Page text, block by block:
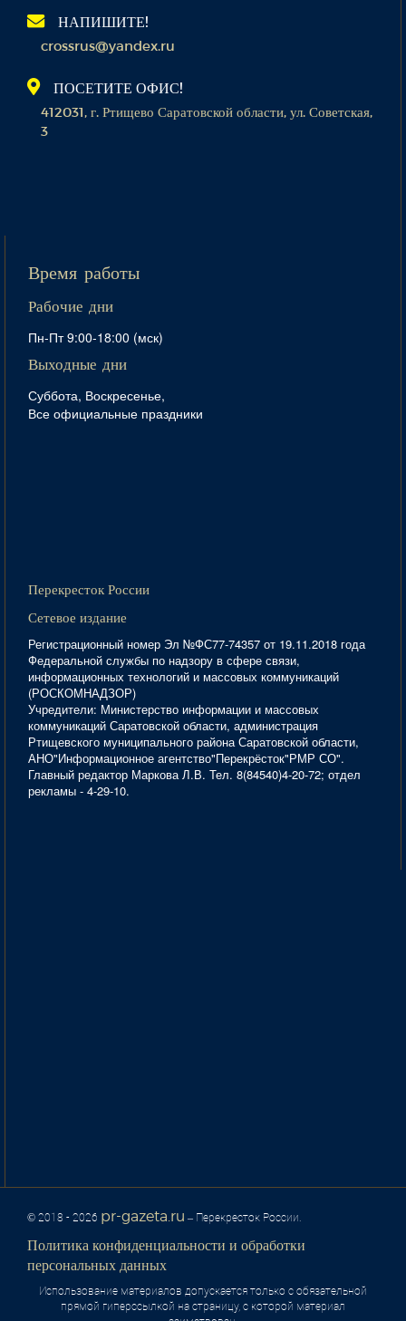
НАПИШИТЕ!
crossrus@yandex.ru
ПОСЕТИТЕ ОФИС!
412031, г. Ртищево Саратовской области, ул. Советская,
3
Время работы
Рабочие дни
Пн-Пт 9:00-18:00 (мск)
Выходные дни
Суббота, Воскресенье,
Все официальные праздники
Перекресток России
Сетевое издание
Регистрационный номер Эл №ФС77-74357 от 19.11.2018 года
Федеральной службы по надзору в сфере связи,
информационных технологий и массовых коммуникаций
(РОСКОМНАДЗОР)
Учредители: Министерство информации и массовых
коммуникаций Саратовской области, администрация
Ртищевского муниципального района Саратовской области,
АНО"Информационное агентство"Перекрёсток"РМР СО".
Главный редактор Маркова Л.В. Тел. 8(84540)4-20-72; отдел
рекламы - 4-29-10.
© 2018 - 2026 pr-gazeta.ru – Перекресток России.
Политика конфиденциальности и обработки
персональных данных
Использование материалов допускается только с обязательной
прямой гиперссылкой на страницу, с которой материал